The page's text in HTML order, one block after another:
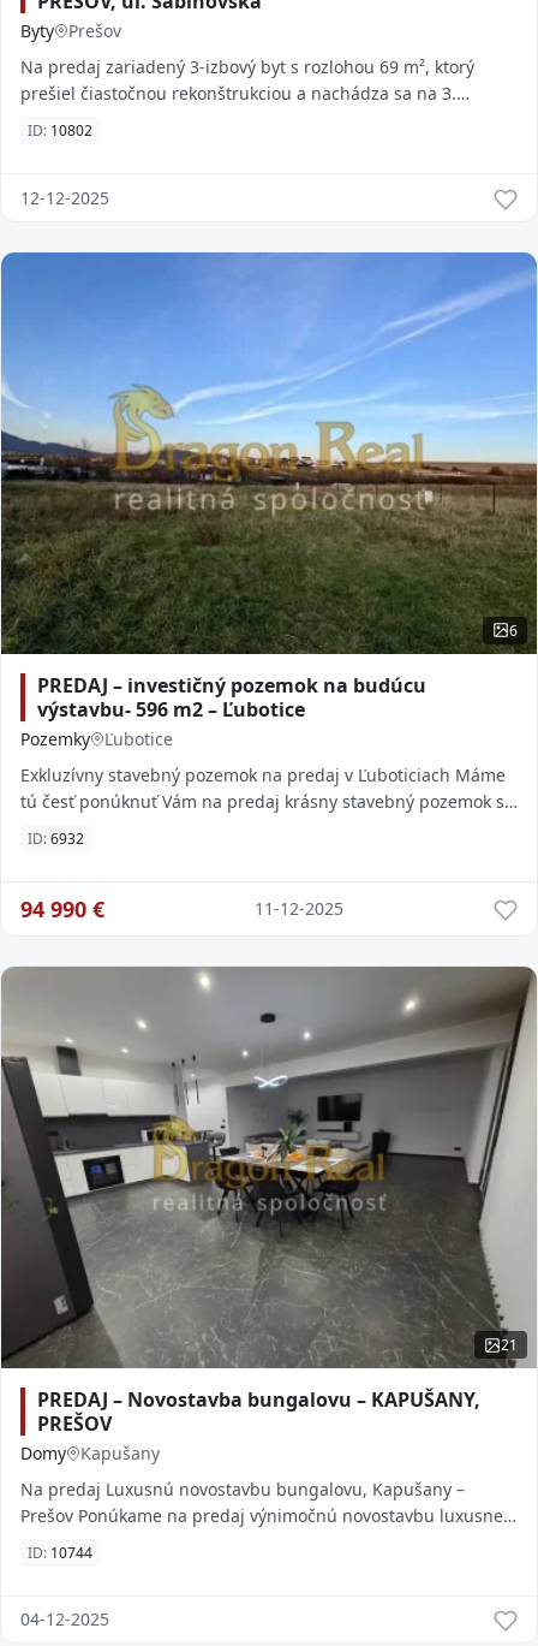
Byty
Prešov
Na predaj zariadený 3-izbový byt s rozlohou 69 m², ktorý
prešiel čiastočnou rekonštrukciou a nachádza sa na 3.
poschodí zo 7 v zateplenom bytovom dome
ID: 10802
12-12-2025
6
PREDAJ – investičný pozemok na budúcu
výstavbu- 596 m2 – Ľubotice
Pozemky
Ľubotice
Exkluzívny stavebný pozemok na predaj v Ľuboticiach Máme
tú česť ponúknuť Vám na predaj krásny stavebný pozemok s
rozlohou 596 m² v novej lokalite vý
ID:6932
94 990 € 11-12-2025
21
PREDAJ – Novostavba bungalovu – KAPUŠANY,
PREŠOV
Domy
Kapušany
Na predaj Luxusnú novostavbu bungalovu, Kapušany –
Prešov Ponúkame na predaj výnimočnú novostavbu luxusne
zariadeného bungalovu v žiadanej lokalite K
ID: 10744
04-12-2025